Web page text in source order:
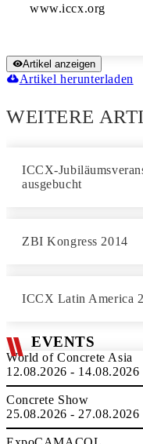
www.iccx.org
Artikel anzeigen
Artikel herunterladen
WEITERE
ICCX-
ausgebucht
ZBI Kongress 2014
ICCX Latin America
EVENTS
World of Concrete Asia
12.08.2026 - 14.08.2026
Concrete Show
25.08.2026 - 27.08.2026